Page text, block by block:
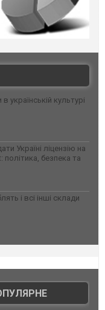
українській культурі
Україні ліцензію на
безпека та
і всі інші склади